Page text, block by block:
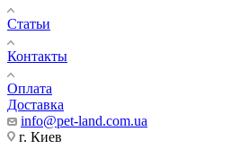
Статьи
Контакты
Оплата
Доставка
info@pet-land.com.ua
г. Киев